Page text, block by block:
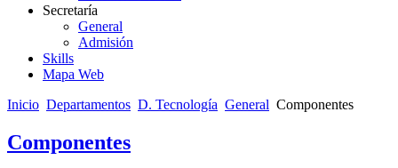
Secretaría
General
Admisión
Skills
Mapa Web
Inicio Departamentos D. Tecnología General Componentes
Componentes